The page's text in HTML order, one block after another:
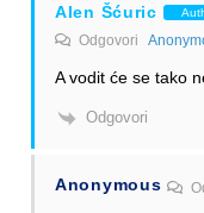
Alen Šćuric
Odgovori
A vodit će se tako
Odgovori
Anonymous